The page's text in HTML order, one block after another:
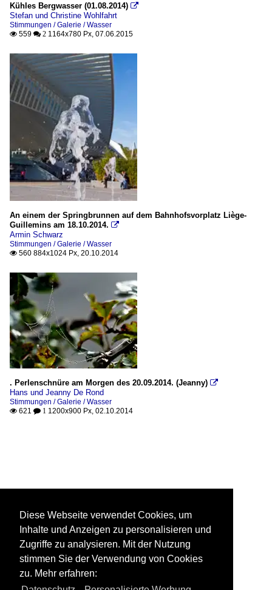
Kühles Bergwasser (01.08.2014) 
Stefan und Christine Wohlfahrt
Stimmungen / Galerie / Wasser
 559  2 1164x780 Px, 07.06.2015
An einem der Springbrunnen auf dem Bahnhofsvorplatz Liège-
Guillemins am 18.10.2014. 
Armin Schwarz
Stimmungen / Galerie / Wasser
 560 884x1024 Px, 20.10.2014
. Perlenschnüre am Morgen des 20.09.2014. (Jeanny) 
Hans und Jeanny De Rond
Stimmungen / Galerie / Wasser
 621  1 1200x900 Px, 02.10.2014
Diese Webseite verwendet Cookies, um
Inhalte und Anzeigen zu personalisieren und
Zugriffe zu analysieren. Mit der Nutzung
stimmen Sie der Verwendung von Cookies
zu. Mehr erfahren: